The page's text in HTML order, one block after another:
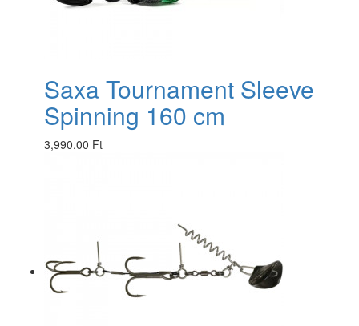
Saxa Tournament Sleeve
Spinning 160 cm
3,990.00 Ft